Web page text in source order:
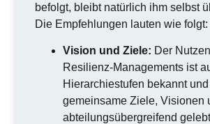
befolgt, bleibt natürlich ihm selbst
Die Empfehlungen lauten wie folgt:
Vision und Ziele: Der
Resilienz-Managements ist
Hierarchiestufen bekannt
gemeinsame Ziele, Visionen
abteilungsübergreifend